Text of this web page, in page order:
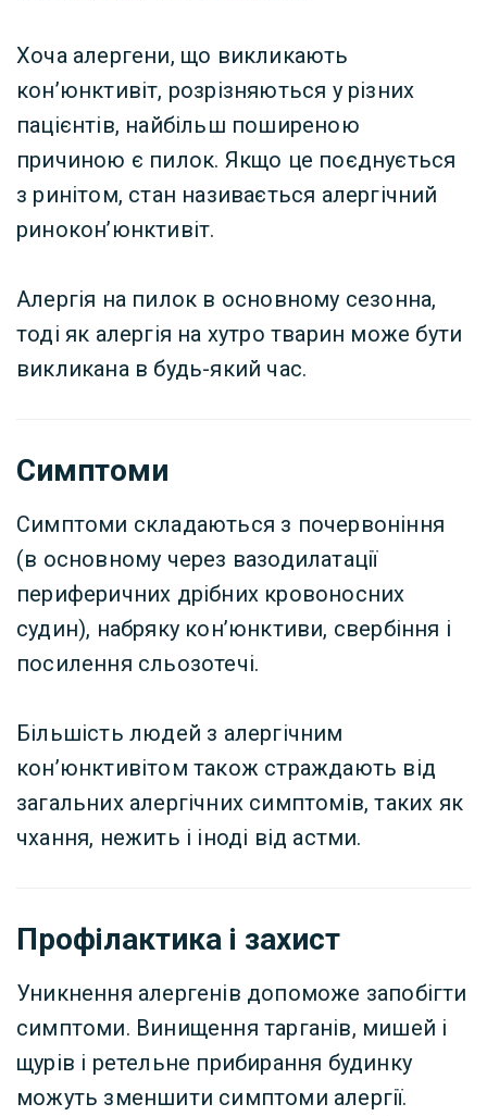
Хоча алергени, що викликають
кон’юнктивіт, розрізняються у різних
пацієнтів, найбільш поширеною
причиною є пилок. Якщо це поєднується
з ринітом, стан називається алергічний
ринокон’юнктивіт.
Алергія на пилок в основному сезонна,
тоді як алергія на хутро тварин може бути
викликана в будь-який час.
Симптоми
Симптоми складаються з почервоніння
(в основному через вазодилатації
периферичних дрібних кровоносних
судин), набряку кон’юнктиви, свербіння і
посилення сльозотечі.
Більшість людей з алергічним
кон’юнктивітом також страждають від
загальних алергічних симптомів, таких як
чхання, нежить і іноді від астми.
Профілактика і захист
Уникнення алергенів допоможе запобігти
симптоми. Винищення тарганів, мишей і
щурів і ретельне прибирання будинку
можуть зменшити симптоми алергії.